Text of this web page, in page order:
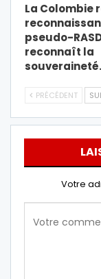
La Colombie
pseudo-
reconnaît la
PRÉCÉDENT
Votre